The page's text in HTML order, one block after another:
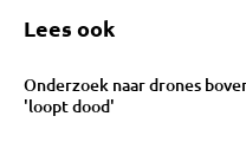
Lees ook
Onderzoek naar drones
'loopt dood'